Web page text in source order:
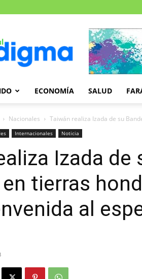
Paradigma
ECONOMÍA SALUD
Nacionales Taiwán realiza Izada de su
Internacionales Noticia
Izada de
tierras
al